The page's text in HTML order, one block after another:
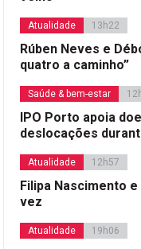
Atualidade 13h22
Rúben Neves e
quatro a caminho”
Saúde & bem-estar
IPO Porto apoia
deslocações
Atualidade 12h57
Filipa Nascimento
vez
Atualidade 19h06